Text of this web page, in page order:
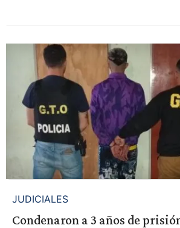
JUDICIALES
Condenaron a 3 años de